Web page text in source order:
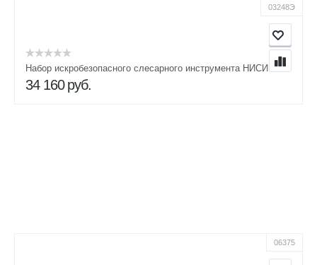
03248Э
Набор искробезопасного слесарного инструмента НИСИ
34 160 руб.
06375